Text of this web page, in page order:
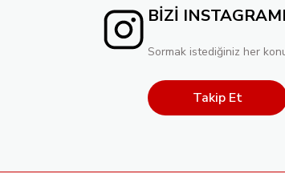
BİZİ
Sormak istediğiniz her
Takip Et